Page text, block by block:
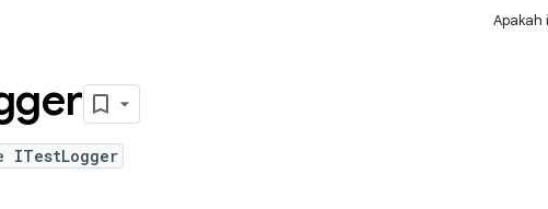
Apakah